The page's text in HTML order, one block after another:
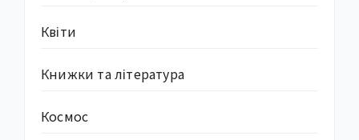
Квіти
Книжки та література
Космос